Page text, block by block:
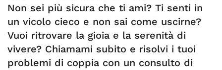
Non sei più sicura che ti ami? Ti senti in
un vicolo cieco e non sai come uscirne?
Vuoi ritrovare la gioia e la serenità di
vivere? Chiamami subito e risolvi i tuoi
problemi di coppia con un consulto di